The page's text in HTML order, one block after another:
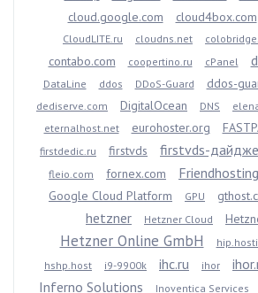
cloud.google.com cloud4box.com
CloudLITE.ru cloudns.net
contabo.com coopertino.ru cPanel
DataLine ddos DDoS-Guard ddos-
dediserve.com
DigitalOcean DNS
eternalhost.net
eurohoster.org
firstdedic.ru
firstvds firstvds-
fleio.com fornex.com
Google Cloud Platform
GPU
hetzner Hetzner Cloud
Hetzner Online GmbH
hshp.host
i9-9900k ihc.ru ihor
Inferno Solutions Inoventica Services